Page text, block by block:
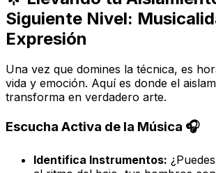
Siguiente Nivel:
Expresión
Una vez que domines la técnica, es
vida y emoción. Aquí es donde el
transforma en verdadero arte.
Escucha Activa de la Música 🎧
Identifica Instrumentos: